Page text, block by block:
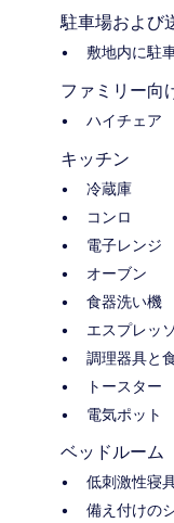
駐車場および
敷地内に駐
ファミリー向
ハイチェア
キッチン
冷蔵庫
コンロ
電子レンジ
オーブン
食器洗い機
エスプレッ
調理器具と
トースター
電気ポット
ベッドルーム
低刺激性寝
備え付けの